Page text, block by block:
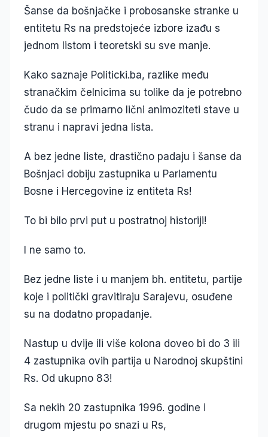
Šanse da bošnjačke i probosanske stranke u
entitetu Rs na predstojeće izbore izađu s
jednom listom i teoretski su sve manje.
Kako saznaje Politicki.ba, razlike među
stranačkim čelnicima su tolike da je potrebno
čudo da se primarno lični animoziteti stave u
stranu i napravi jedna lista.
A bez jedne liste, drastično padaju i šanse da
Bošnjaci dobiju zastupnika u Parlamentu
Bosne i Hercegovine iz entiteta Rs!
To bi bilo prvi put u postratnoj historiji!
I ne samo to.
Bez jedne liste i u manjem bh. entitetu, partije
koje i politički gravitiraju Sarajevu, osuđene
su na dodatno propadanje.
Nastup u dvije ili više kolona doveo bi do 3 ili
4 zastupnika ovih partija u Narodnoj skupštini
Rs. Od ukupno 83!
Sa nekih 20 zastupnika 1996. godine i
drugom mjestu po snazi u Rs,